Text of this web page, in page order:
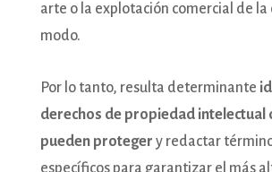
arte o la explotación comercial de
modo.
Por lo tanto, resulta determinante
derechos de propiedad intelectual
pueden proteger y redactar
específicos para garantizar el más